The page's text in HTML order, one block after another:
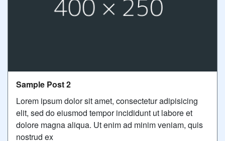
Sample Post 2
Lorem ipsum dolor sit amet, consectetur adipisicing
elit, sed do eiusmod tempor incididunt ut labore et
dolore magna aliqua. Ut enim ad minim veniam, quis
nostrud ex